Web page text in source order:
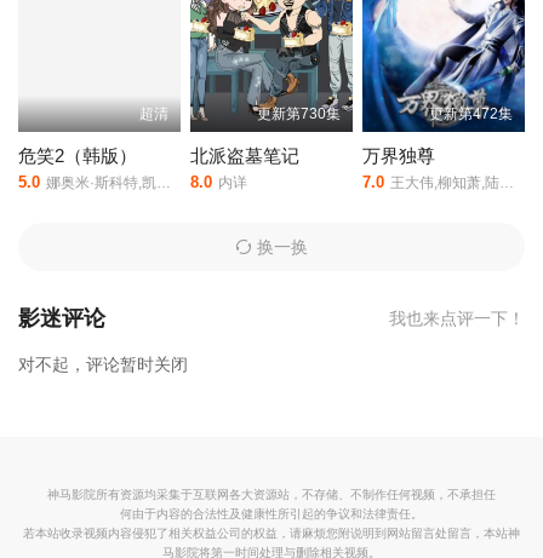
特3阿兹卡班的囚徒是由阿方索·卡隆执导,丹尼尔·雷德克里夫,艾玛·
沃特森,鲁伯特·格林特,加里·奥德曼,大卫·休里斯,迈克尔·刚本,艾伦·
里克曼等人主演的,于2004年上映。相关赞助院线：策驰影院，星辰
影院，星空影院，西瓜影院，抖音短剧视频等40集全集完整版资源
免费在线观看。
超清
危笑2（韩版）
5.0 娜奥米·斯科特,凯尔·加尔纳,德鲁·巴里摩尔,罗丝玛丽·德薇特,卢卡斯·盖奇
更新第730集
北派盗墓笔记
8.0 内详
更新第472集
万界独尊
7.0 王大伟,柳知萧,陆敏悦,冷泉夜月,关帅,蘭雨馨,季骜杰,默伶,包小柒,徐翔,张妮,烈之流星,钟巍,Akira明,安志,kinsen,芥末
换一换
影迷评论 我也来点评一下！
对不起，评论暂时关闭
神马影院所有资源均采集于互联网各大资源站，不存储、不制作任何视频，不承担任
何由于内容的合法性及健康性所引起的争议和法律责任。
若本站收录视频内容侵犯了相关权益公司的权益，请麻烦您附说明到网站留言处留言，本站神
马影院将第一时间处理与删除相关视频。